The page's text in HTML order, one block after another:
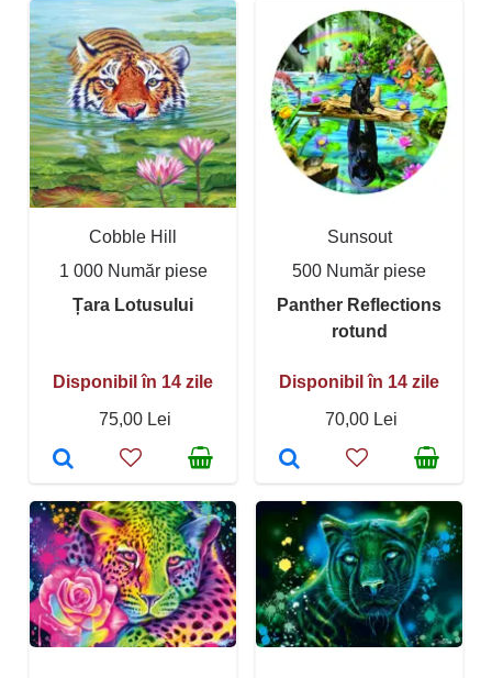
Cobble Hill
1 000 Număr piese
Țara Lotusului
Disponibil în 14 zile
75,00 Lei
Sunsout
500 Număr piese
Panther Reflections
rotund
Disponibil în 14 zile
70,00 Lei